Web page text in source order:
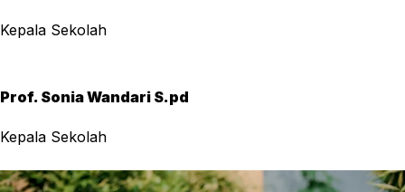
Kepala Sekolah
Prof. Sonia Wandari S.pd
Kepala Sekolah